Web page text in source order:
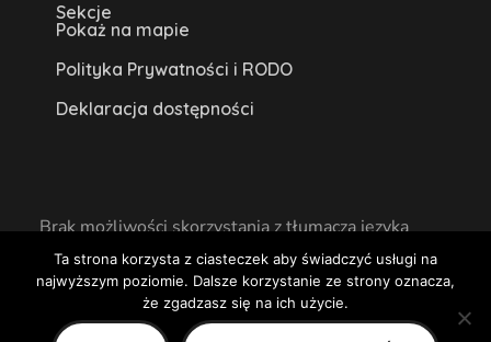
Sekcje
Pokaż na mapie
Polityka Prywatności i RODO
Deklaracja dostępności
Brak możliwości skorzystania z tłumacza języka
migowego na miejscu lub online.
Centrum Kultury w Książu Wielkopolskim 2020
Ta strona korzysta z ciasteczek aby świadczyć usługi na
najwyższym poziomie. Dalsze korzystanie ze strony oznacza,
że zgadzasz się na ich użycie.